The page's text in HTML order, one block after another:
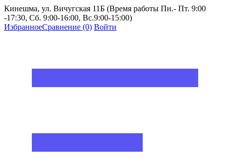
Кинешма, ул. Вичугская 11Б (Время работы Пн.- Пт. 9:00
-17:30, Сб. 9:00-16:00, Вс.9:00-15:00)
ИзбранноеСравнение (0) Войти